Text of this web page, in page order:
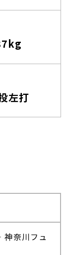
左打
奈川フュ